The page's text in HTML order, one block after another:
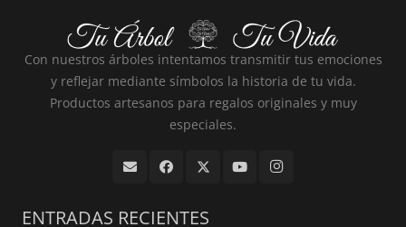
Con nuestros árboles intentamos transmitir tus emociones
y reflejar mediante símbolos la historia de tu vida.
Productos artesanos para regalos originales y muy
especiales.
ENTRADAS RECIENTES